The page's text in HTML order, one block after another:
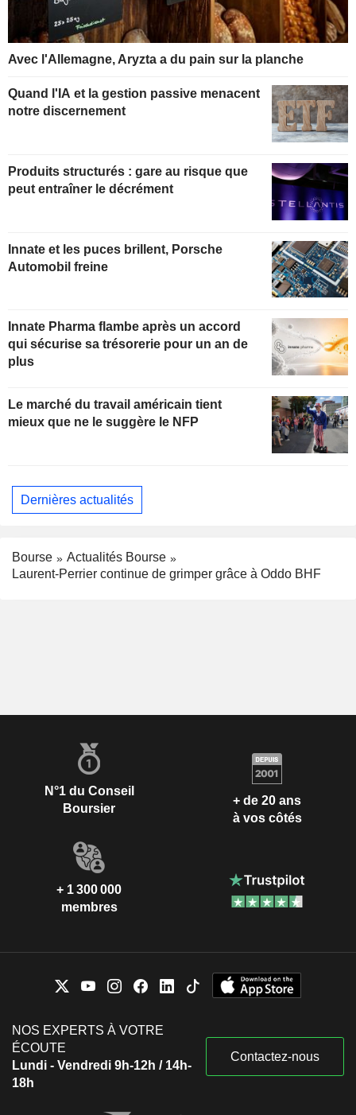
Avec l'Allemagne, Aryzta a du pain sur la planche
Quand l'IA et la gestion passive menacent
notre discernement
Produits structurés : gare au risque que
peut entraîner le décrément
Innate et les puces brillent, Porsche
Automobil freine
Innate Pharma flambe après un accord
qui sécurise sa trésorerie pour un an de
plus
Le marché du travail américain tient
mieux que ne le suggère le NFP
Dernières actualités
Bourse
Actualités Bourse
Laurent-Perrier continue de grimper grâce à Oddo BHF
N°1 du Conseil
Boursier
+ de 20 ans
à vos côtés
+ 1 300 000
membres
NOS EXPERTS À VOTRE
ÉCOUTE
Lundi - Vendredi 9h-12h / 14h-
18h
Contactez-nous